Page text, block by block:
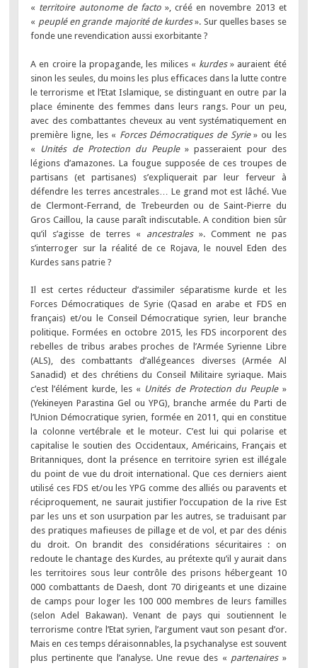
« territoire autonome de facto», créé en novembre 2013 et
« peuplé en grande majorité de kurdes». Sur quelles bases se
fonde une revendication aussi exorbitante ?
A en croire la propagande, les milices « kurdes» auraient été
sinon les seules, du moins les plus efficaces dans la lutte contre
le terrorisme et l’Etat Islamique, se distinguant en outre par la
place éminente des femmes dans leurs rangs. Pour un peu,
avec des combattantes cheveux au vent systématiquement en
première ligne, les « Forces Démocratiques de Syrie» ou les
«
Unités de Protection du Peuple» passeraient pour des
légions d’amazones. La fougue supposée de ces troupes de
partisans (et partisanes) s’expliquerait par leur ferveur à
défendre les terres ancestrales… Le grand mot est lâché. Vue
de Clermont-Ferrand, de Trebeurden ou de Saint-Pierre du
Gros Caillou, la cause paraît indiscutable. A condition bien sûr
qu’il s’agisse de terres « ancestrales». Comment ne pas
s’interroger sur la réalité de ce Rojava, le nouvel Eden des
Kurdes sans patrie ?
Il est certes réducteur d’assimiler séparatisme kurde et les
Forces Démocratiques de Syrie (Qasad en arabe et FDS en
français) et/ou le Conseil Démocratique syrien, leur branche
politique. Formées en octobre 2015, les FDS incorporent des
rebelles de tribus arabes proches de l’Armée Syrienne Libre
(ALS), des combattants d’allégeances diverses (Armée Al
Sanadid) et des chrétiens du Conseil Militaire syriaque. Mais
c’est l’élément kurde, les « Unités de Protection du Peuple»
(Yekineyen Parastina Gel ou YPG), branche armée du Parti de
l’Union Démocratique syrien, formée en 2011, qui en constitue
la colonne vertébrale et le moteur. C’est lui qui polarise et
capitalise le soutien des Occidentaux, Américains, Français et
Britanniques, dont la présence en territoire syrien est illégale
du point de vue du droit international. Que ces derniers aient
utilisé ces FDS et/ou les YPG comme des alliés ou paravents et
réciproquement, ne saurait justifier l’occupation de la rive Est
par les uns et son usurpation par les autres, se traduisant par
des pratiques mafieuses de pillage et de vol, et par des dénis
du droit. On brandit des considérations sécuritaires : on
redoute le chantage des Kurdes, au prétexte qu’il y aurait dans
les territoires sous leur contrôle des prisons hébergeant 10
000 combattants de Daesh, dont 70 dirigeants et une dizaine
de camps pour loger les 100 000 membres de leurs familles
(selon Adel Bakawan). Venant de pays qui soutiennent le
terrorisme contre l’Etat syrien, l’argument vaut son pesant d’or.
Mais en ces temps déraisonnables, la psychanalyse est souvent
plus pertinente que l’analyse. Une revue des « partenaires»